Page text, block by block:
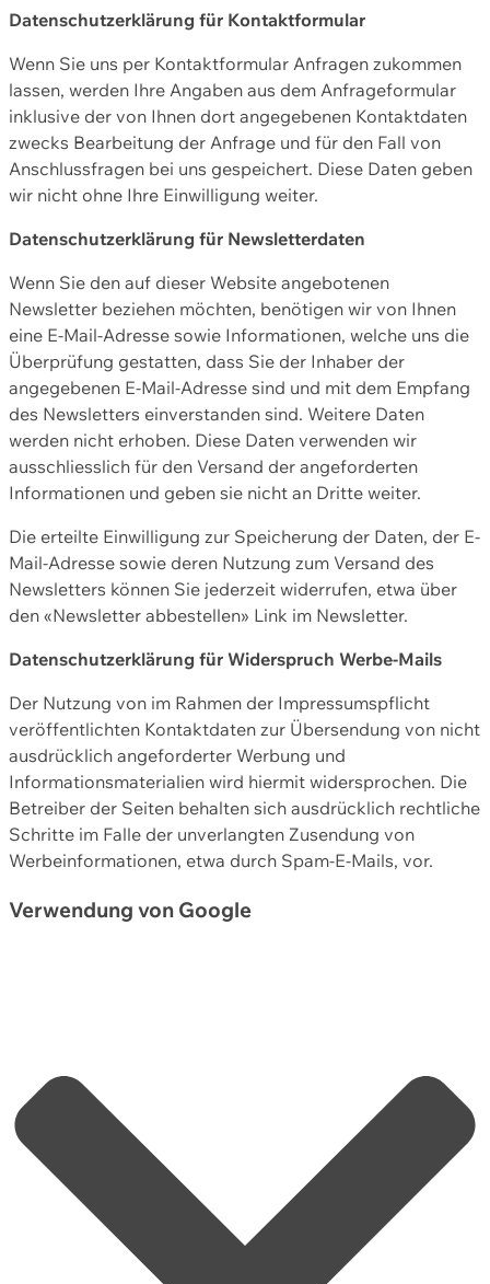
Datenschutzerklärung für Kontaktformular
Wenn Sie uns per Kontaktformular Anfragen zukommen
lassen, werden Ihre Angaben aus dem Anfrageformular
inklusive der von Ihnen dort angegebenen Kontaktdaten
zwecks Bearbeitung der Anfrage und für den Fall von
Anschlussfragen bei uns gespeichert. Diese Daten geben
wir nicht ohne Ihre Einwilligung weiter.
Datenschutzerklärung für Newsletterdaten
Wenn Sie den auf dieser Website angebotenen
Newsletter beziehen möchten, benötigen wir von Ihnen
eine E-Mail-Adresse sowie Informationen, welche uns die
Überprüfung gestatten, dass Sie der Inhaber der
angegebenen E-Mail-Adresse sind und mit dem Empfang
des Newsletters einverstanden sind. Weitere Daten
werden nicht erhoben. Diese Daten verwenden wir
ausschliesslich für den Versand der angeforderten
Informationen und geben sie nicht an Dritte weiter.
Die erteilte Einwilligung zur Speicherung der Daten, der E-
Mail-Adresse sowie deren Nutzung zum Versand des
Newsletters können Sie jederzeit widerrufen, etwa über
den «Newsletter abbestellen» Link im Newsletter.
Datenschutzerklärung für Widerspruch Werbe-Mails
Der Nutzung von im Rahmen der Impressumspflicht
veröffentlichten Kontaktdaten zur Übersendung von nicht
ausdrücklich angeforderter Werbung und
Informationsmaterialien wird hiermit widersprochen. Die
Betreiber der Seiten behalten sich ausdrücklich rechtliche
Schritte im Falle der unverlangten Zusendung von
Werbeinformationen, etwa durch Spam-E-Mails, vor.
Verwendung von Google